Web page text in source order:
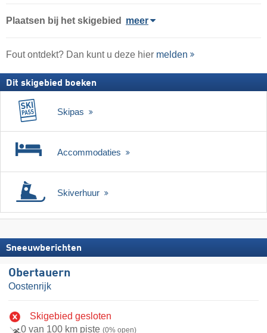
Plaatsen bij het skigebied meer
Fout ontdekt? Dan kunt u deze hier melden
Dit skigebied boeken
Skipas
Accommodaties
Skiverhuur
Sneeuwberichten
Obertauern
Oostenrijk
Skigebied gesloten
0 van 100 km piste (0% open)